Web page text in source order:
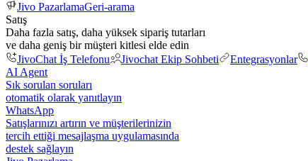
Jivo PazarlamaGeri-arama
Satış
Daha fazla satış, daha yüksek sipariş tutarları
ve daha geniş bir müşteri kitlesi elde edin
JivoChat İş Telefonu
Jivochat Ekip Sohbeti Entegrasyonlar
AI Agent
Sık sorulan soruları
otomatik olarak yanıtlayın
WhatsApp
Satışlarınızı artırın ve müşterilerinizin
tercih ettiği mesajlaşma uygulamasında
destek sağlayın